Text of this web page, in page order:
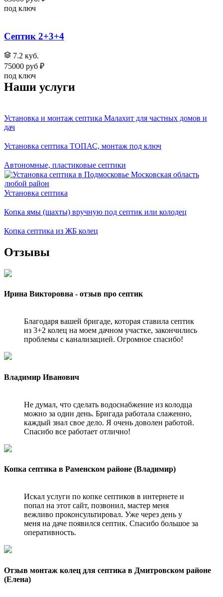
под ключ
Септик 2+3+4
7.2 куб.
75000 руб ₽
под ключ
Наши услуги
Установка и монтаж септика Малахит для частных домов и
дач
Установка септика ТОПАС, монтаж под ключ
Автономные, пластиковые септики
Установка септика
Копка ямы (шахты) вручную под септик или колодец
Копка септика из ЖБ колец
Отзывы
Ирина Викторовна - отзыв про септик
Благодаря вашей бригаде, которая ставила септик
из 3+2 колец на моем дачном участке, закончились
проблемы с канализацией. Огромное спасибо!
Владимир Иванович
Не думал, что сделать водоснабжение из колодца
можно за один день. Бригада работала слаженно,
каждый знал свое дело. Я очень доволен работой.
Спасибо все работает отлично!
Копка септика в Раменском районе (Владимир)
Искал услуги по копке септиков в интернете и
попал на этот сайт, позвонил, мастер меня
вежливо проконсультировал. Уже через день у
меня на даче появился септик. Спасибо большое за
оперативность.
Отзыв монтаж колец для септика в Дмитровском районе
(Елена)